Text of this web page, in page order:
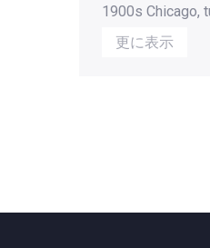
1900s Chicago,
Their story
beauty shaped
更に表示